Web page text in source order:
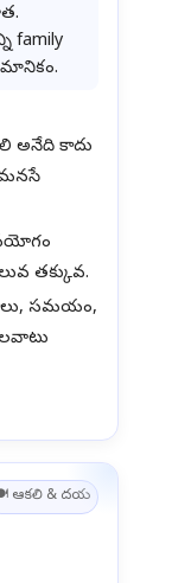
family
అనేది కాదు
మనసే
తక్కువ.
సమయం,
ఆకలి & దయ